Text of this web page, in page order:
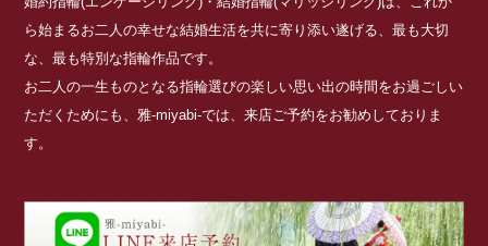
ら始まるお二人の幸せな結婚生活を共に寄り添い遂げる、最も大切
な、最も特別な指輪作品です。
お二人の一生ものとなる指輪選びの楽しい思い出の時間をお過ごしい
ただくためにも、雅-miyabi-では、来店ご予約をお勧めしておりま
す。